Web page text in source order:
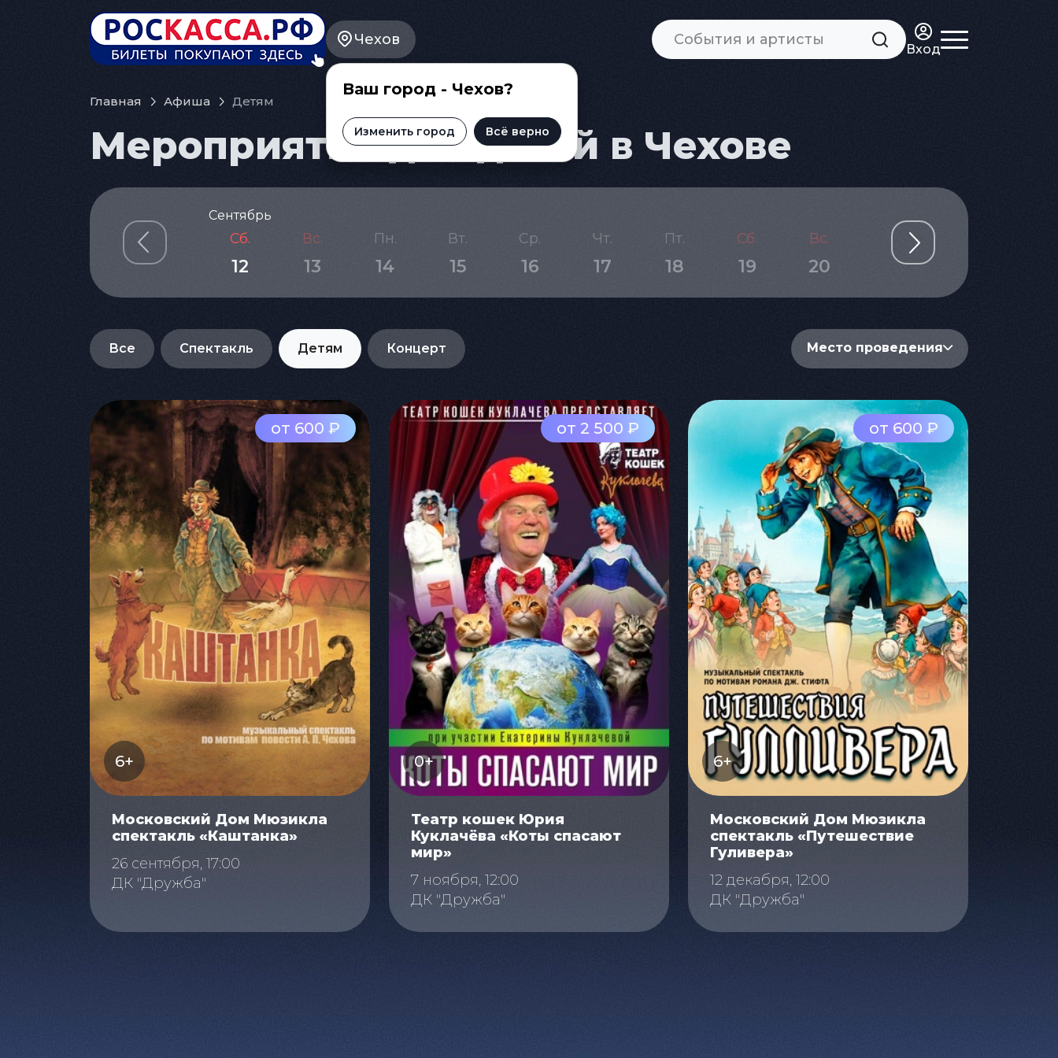
Чехов
Ваш город - Чехов?
Изменить город Всё верно
Вход
Главная Афиша Детям
Мероприятия для детей в Чехове
Сентябрь
Сб.
12
Вс.
13
Пн.
14
Вт.
15
Ср.
16
Чт.
17
Пт.
18
Сб.
19
Вс.
20
Пн.
21 22
Все Спектакль Детям Концерт Место проведения
от 600 ₽
6+
Московский Дом Мюзикла
спектакль «Каштанка»
26 сентября, 17:00
ДК "Дружба"
от 2 500 ₽
0+
Театр кошек Юрия
Куклачёва «Коты спасают
мир»
7 ноября, 12:00
ДК "Дружба"
от 600 ₽
6+
Московский Дом Мюзикла
спектакль «Путешествие
Гуливера»
12 декабря, 12:00
ДК "Дружба"